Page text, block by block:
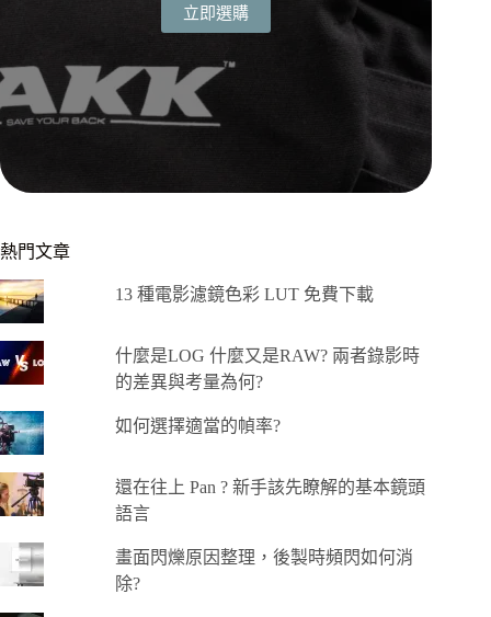
立即選購
熱門文章
13 種電影濾鏡色彩 LUT 免費下載
什麼是LOG 什麼又是RAW? 兩者錄影時
的差異與考量為何?
如何選擇適當的幀率?
還在往上 Pan ? 新手該先瞭解的基本鏡頭
語言
畫面閃爍原因整理，後製時頻閃如何消
除?